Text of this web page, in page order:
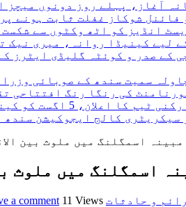
انڈیز کو اٹھ وکٹوں سے
کے صدر و کوئٹہ گلیڈی ایٹرز
سمیت سندھ کے صوبائی
کی رنگا رنگ افتتاحی
سیکریٹری کالج ایجوکیشن
مبینہ اسمگلنگ میں ملوث بین
اسمگلنگ میں ملوث
و حادثات a comment 11 Views